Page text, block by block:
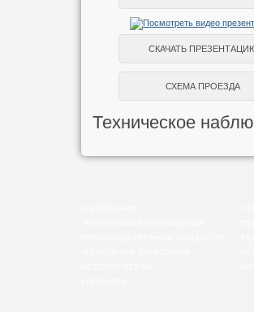
СКАЧАТЬ
СХЕМА ПРОЕЗДА
Техническое